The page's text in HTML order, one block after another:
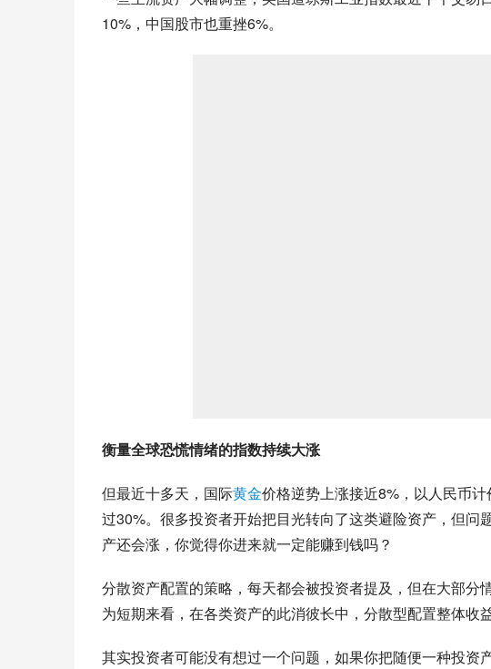
10%，中国股市也重挫6%。
衡量全球恐慌情绪的指数持续大涨
但最近十多天，国际黄金价格逆势上涨接近8%，以人民币
过30%。很多投资者开始把目光转向了这类避险资产，但
产还会涨，你觉得你进来就一定能赚到钱吗？
分散资产配置的策略，每天都会被投资者提及，但在大部
为短期来看，在各类资产的此消彼长中，分散型配置整体收
其实投资者可能没有想过一个问题，如果你把随便一种投